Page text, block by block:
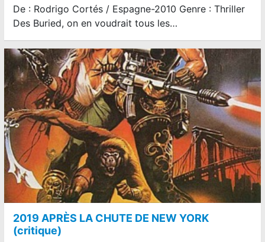
De : Rodrigo Cortés / Espagne-2010 Genre : Thriller
Des Buried, on en voudrait tous les…
2019 APRÈS LA CHUTE DE NEW YORK
(critique)